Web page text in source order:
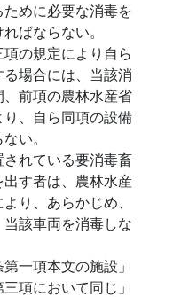
めに必要な消毒を
ばならない。
の規定により自ら
場合には、当該消
前項の農林水産省
、自ら同項の設備
い。
れている要消毒畜
す者は、農林水産
り、あらかじめ、
該車両を消毒しな
一項本文の施設」
項において同じ」